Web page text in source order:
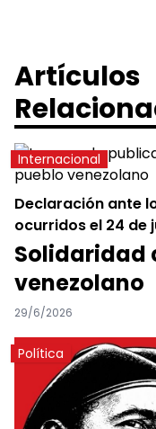
Artículos
Internacional
Declaración ante
ocurridos el 24 de
Solidaridad
venezolano
29/6/2026
Política